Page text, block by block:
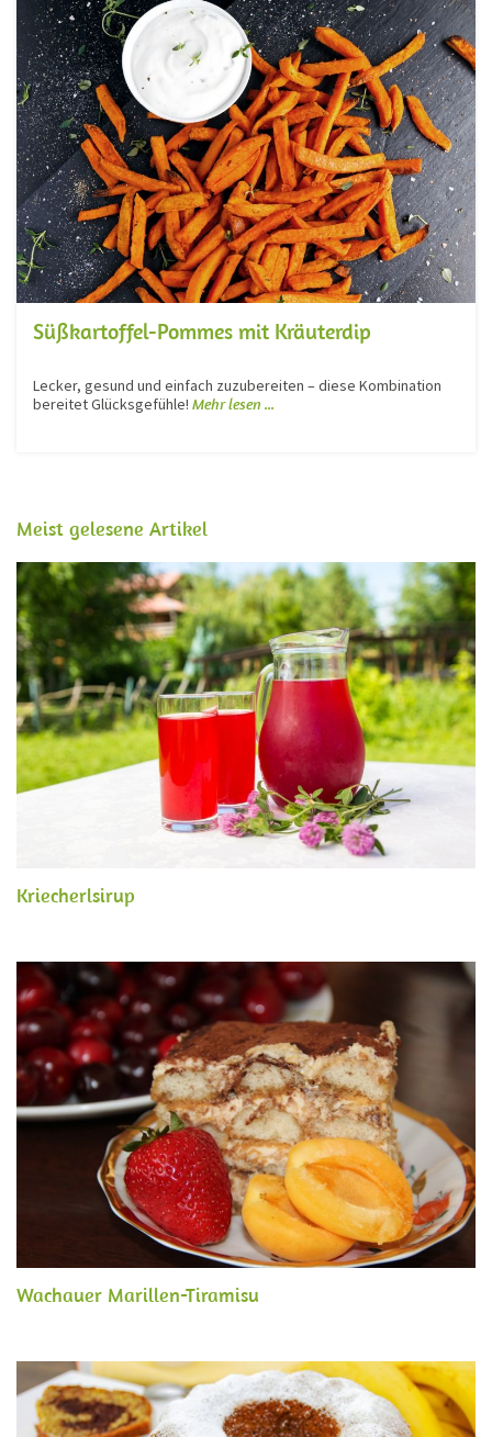
Süßkartoffel-Pommes mit Kräuterdip
Lecker, gesund und einfach zuzubereiten – diese Kombination
bereitet Glücksgefühle! Mehr lesen ...
Meist gelesene Artikel
Kriecherlsirup
Wachauer Marillen-Tiramisu